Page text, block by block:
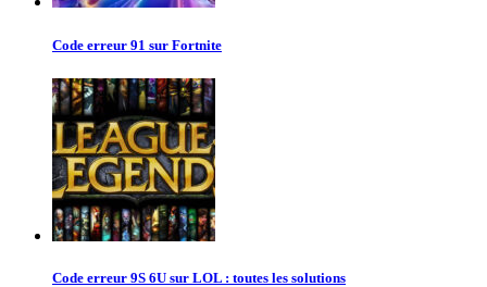
Code erreur 91 sur Fortnite
Code erreur 9S 6U sur LOL : toutes les solutions